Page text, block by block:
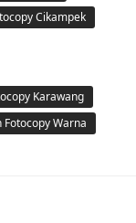
Cikampek
Karawang
Fotocopy Warna